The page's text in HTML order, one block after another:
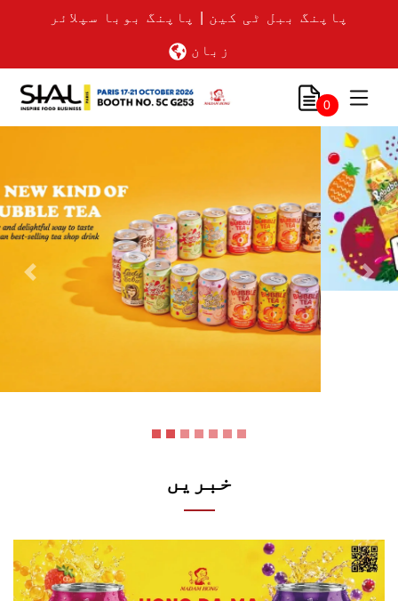
پاپنگ ببل ٹی کین | پاپنگ بوبا سپلائر
زبان
0
Previous